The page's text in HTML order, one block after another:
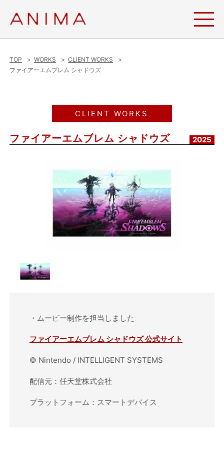
TOP WORKS
CLIENT WORKS
ファイアーエムブレム シャドウズ
CLIENT WORKS
ファイアーエムブレム シャドウズ 2025
・ムービー制作を担当しました
ファイアーエムブレム シャドウズ 公式サイト
© Nintendo / INTELLIGENT SYSTEMS
配信元：任天堂株式会社
プラットフォーム：スマートデバイス